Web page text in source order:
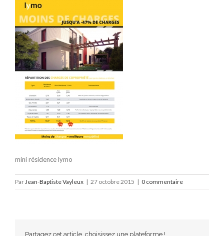
mini résidence lymo
ParJean-Baptiste Vayleux | 27 octobre 2015 | 0 commentaire
Partagez cet article, choisissez une plateforme !